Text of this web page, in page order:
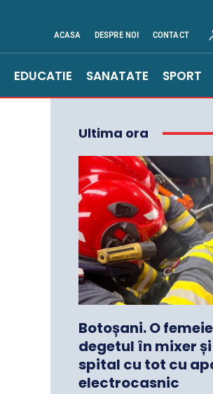
ACASA DESPRE NOI CONTACT
EDUCATIE SANATATE SPORT
Ultima ora
Botoșani. O
degetul în mixer
spital cu tot cu
electrocasnic